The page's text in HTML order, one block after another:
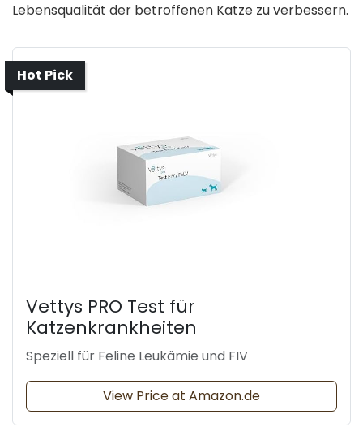
Lebensqualität der betroffenen Katze zu verbessern.
Hot Pick
Vettys PRO Test für
Katzenkrankheiten
Speziell für Feline Leukämie und FIV
View Price at Amazon.de